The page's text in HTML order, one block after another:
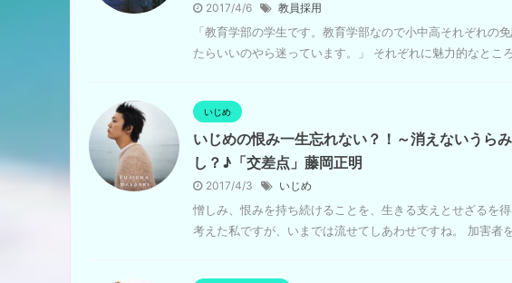
2017/4/6 教員採用
「教育学部の学生です。教育学部なので小中高それぞれの
たらいいのやら迷っています。」 それぞれに魅力的なとこ
いじめ
いじめの恨み一生忘れない？！～消えないうら
し？♪「交差点」藤岡正明
2017/4/3 いじめ
憎しみ、恨みを持ち続けることを、生きる支えとせざるを
考えた私ですが、いまでは流せてしあわせですね。 加害者